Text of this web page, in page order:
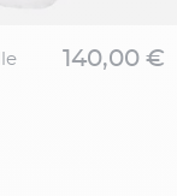
140,00 €